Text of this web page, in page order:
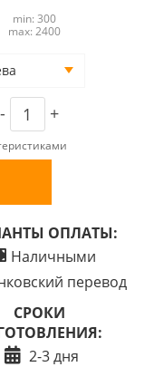
min: 300
max: 2400
- +
ОПЛАТЫ:
Наличными
перевод
СРОКИ
2-3 дня